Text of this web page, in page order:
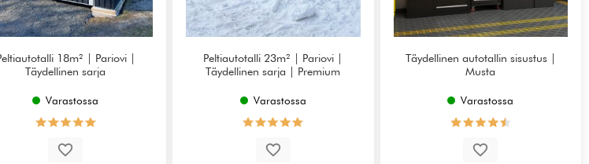
18m² | Pariovi |
Täydellinen sarja
Varastossa
Peltiautotalli 23m² | Pariovi |
Täydellinen sarja | Premium
Varastossa
Täydellinen autotallin sisustus |
Musta
Varastossa